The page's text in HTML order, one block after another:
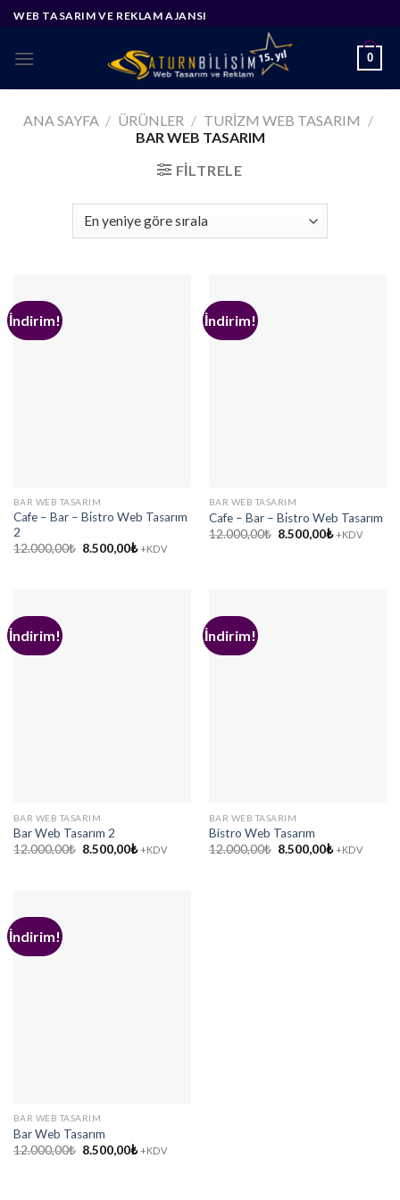
Skip
content
WEB TASARIM VE REKLAM AJANSI
0
ANA SAYFA / ÜRÜNLER / TURIZM WEB TASARIM /
BAR WEB TASARIM
FILTRELE
İndirim!
BAR WEB TASARIM
Cafe – Bar – Bi̇stro Web Tasarım
2
12.000,00₺ Orijinal
8.500,00₺Şu
+KDV
İndirim!
BAR WEB TASARIM
Cafe – Bar – Bi̇stro Web Tasarım
12.000,00₺ Orijinal
8.500,00₺Şu
+KDV
İndirim!
BAR WEB TASARIM
Bar Web Tasarım 2
12.000,00₺ Orijinal
8.500,00₺Şu
+KDV
İndirim!
BAR WEB TASARIM
Bistro Web Tasarım
12.000,00₺ Orijinal
8.500,00₺Şu
+KDV
İndirim!
BAR WEB TASARIM
Bar Web Tasarım
12.000,00₺ Orijinal
8.500,00₺Şu
+KDV